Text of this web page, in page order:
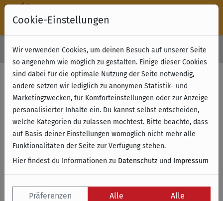
Kostenloser Versand & Retoure ab 49 € (innerhalb Deutschlands)
Filter anzeigen
Name
Cookie-Einstellungen
Wir verwenden Cookies, um deinen Besuch auf unserer Seite
so angenehm wie möglich zu gestalten. Einige dieser Cookies
sind dabei für die optimale Nutzung der Seite notwendig,
andere setzen wir lediglich zu anonymen Statistik- und
Marketingzwecken, für Komforteinstellungen oder zur Anzeige
personalisierter Inhalte ein. Du kannst selbst entscheiden,
welche Kategorien du zulassen möchtest. Bitte beachte, dass
auf Basis deiner Einstellungen womöglich nicht mehr alle
Funktionalitäten der Seite zur Verfügung stehen.
Hier findest du Informationen zu Datenschutz und Impressum
Präferenzen
Alle
Alle